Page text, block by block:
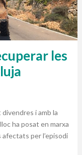
les
i amb la
ha posat en marxa
per l’episodi